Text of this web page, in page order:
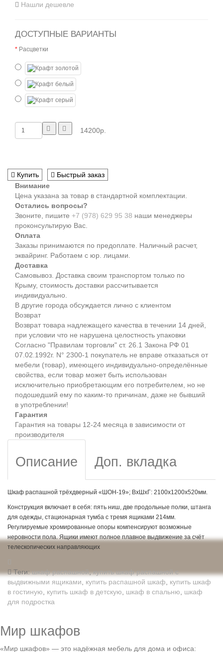
Нашли дешевле
ДОСТУПНЫЕ ВАРИАНТЫ
Расцветки
14200р.
Купить
Быстрый заказ
Внимание
Цена указана за товар в стандартной комплектации.
Остались вопросы?
Звоните, пишите +7 (978) 629 95 38 наши менеджеры
проконсультирую Вас.
Оплата
Заказы принимаются по предоплате. Наличный расчет,
эквайринг. Работаем с юр. лицами.
Доставка
Самовывоз. Доставка своим транспортом только по
Крыму, стоимость доставки рассчитывается
индивидуально.
В другие города обсуждается лично с клиентом
Возврат
Возврат товара надлежащего качества в течении 14 дней,
при условии что не нарушена целостность упаковки
Согласно "Правилам торговли" ст. 26.1 Закона РФ 01
07.02.1992г. N° 2300-1 покупатель не вправе отказаться от
мебели (товар), имеющего индивидуально-определённые
свойства, если товар может быть использован
исключительно приобретающим его потребителем, но не
подошедший eмy по каким-то причинам, даже не бывший
в употреблении!
Гарантия
Гарантия на товары 12-24 месяца в зависимости от
производителя
Описание Доп. вкладка
Шкаф распашной трёхдверный «ШОН-19»; ВхШхГ: 2100х1200х520мм.
Конструкция включает в себя: пять ниш, две продольные полки, штанга
для одежды, стационарная тумба с тремя ящиками 214мм.
Регулируемые хромированные опоры компенсируют возможные
неровности пола. Ящики имеют полное плавное выдвижение за счёт
телескопических направляющих
Теги:шкаф распашной,купить шкаф распашной с
выдвижными ящиками
купить распашной шкаф
купить шкаф
в гостиную
купить шкаф в детскую шкаф в спальню
шкаф
для подростка
Мир шкафов
«Мир шкафов» — это надёжная мебель для дома и офиса: